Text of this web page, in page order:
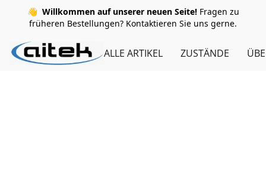
👋 Willkommen auf unserer neuen Seite! Fragen zu
früheren Bestellungen? Kontaktieren Sie uns gerne.
ALLE ARTIKEL ZUSTÄNDE